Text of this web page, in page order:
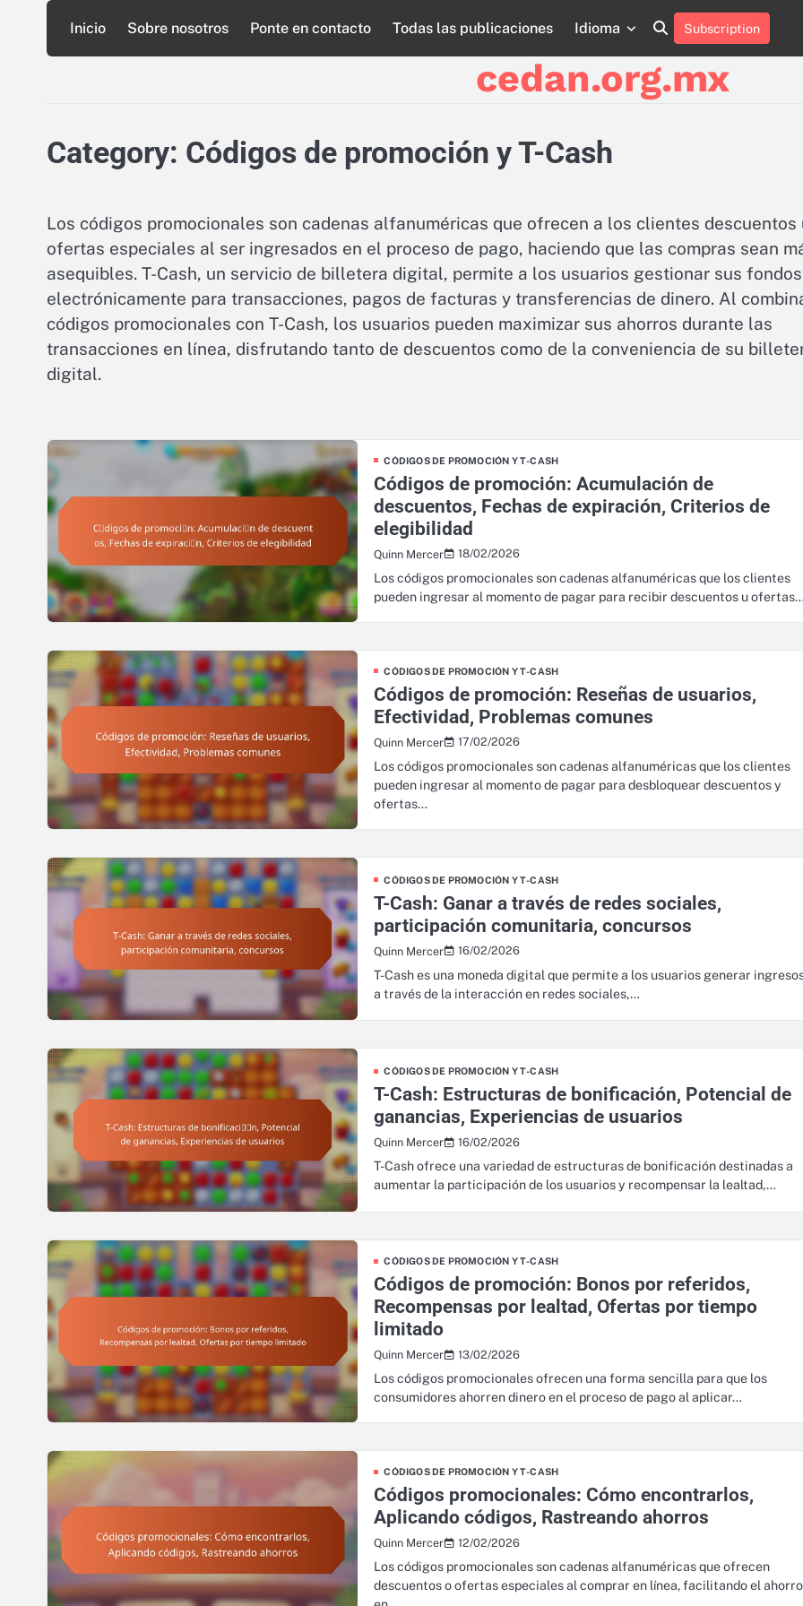
content
Inicio Sobre nosotros Ponte en contacto Todas las publicaciones Idioma
About
Us
Contact
Us
Cookie
Policy
Privacy
Policy
Sitemap
Terms
and
Conditions
Subscription
cedan.org.mx
Category: Códigos de promoción y T-Cash
Los códigos promocionales son cadenas alfanuméricas que ofrecen a los clientes descuentos
ofertas especiales al ser ingresados en el proceso de pago, haciendo que las compras sean
asequibles. T-Cash, un servicio de billetera digital, permite a los usuarios gestionar sus fondos
electrónicamente para transacciones, pagos de facturas y transferencias de dinero. Al
códigos promocionales con T-Cash, los usuarios pueden maximizar sus ahorros durante las
transacciones en línea, disfrutando tanto de descuentos como de la conveniencia de su
digital.
CÓDIGOS DE PROMOCIÓN Y T-CASH
Códigos de promoción: Acumulación de
descuentos, Fechas de expiración, Criterios de
elegibilidad
Quinn Mercer 18/02/2026
Los códigos promocionales son cadenas alfanuméricas que los clientes
pueden ingresar al momento de pagar para recibir descuentos u
CÓDIGOS DE PROMOCIÓN Y T-CASH
Códigos de promoción: Reseñas de usuarios,
Efectividad, Problemas comunes
Quinn Mercer 17/02/2026
Los códigos promocionales son cadenas alfanuméricas que los clientes
pueden ingresar al momento de pagar para desbloquear descuentos y
ofertas…
CÓDIGOS DE PROMOCIÓN Y T-CASH
T-Cash: Ganar a través de redes sociales,
participación comunitaria, concursos
Quinn Mercer 16/02/2026
T-Cash es una moneda digital que permite a los usuarios generar
a través de la interacción en redes sociales,…
CÓDIGOS DE PROMOCIÓN Y T-CASH
T-Cash: Estructuras de bonificación, Potencial de
ganancias, Experiencias de usuarios
Quinn Mercer 16/02/2026
T-Cash ofrece una variedad de estructuras de bonificación destinadas a
aumentar la participación de los usuarios y recompensar la lealtad,…
CÓDIGOS DE PROMOCIÓN Y T-CASH
Códigos de promoción: Bonos por referidos,
Recompensas por lealtad, Ofertas por tiempo
limitado
Quinn Mercer 13/02/2026
Los códigos promocionales ofrecen una forma sencilla para que los
consumidores ahorren dinero en el proceso de pago al aplicar…
CÓDIGOS DE PROMOCIÓN Y T-CASH
Códigos promocionales: Cómo encontrarlos,
Aplicando códigos, Rastreando ahorros
Quinn Mercer 12/02/2026
Los códigos promocionales son cadenas alfanuméricas que ofrecen
descuentos o ofertas especiales al comprar en línea, facilitando el ahorro